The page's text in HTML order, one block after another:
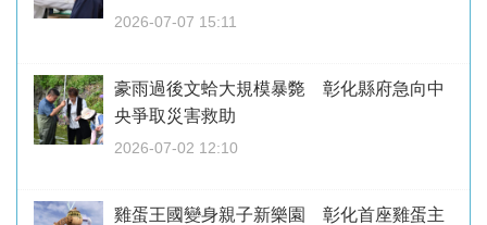
2026-07-07 15:11
豪雨過後文蛤大規模暴斃 彰化縣府急向中
央爭取災害救助
2026-07-02 12:10
雞蛋王國變身親子新樂園 彰化首座雞蛋主